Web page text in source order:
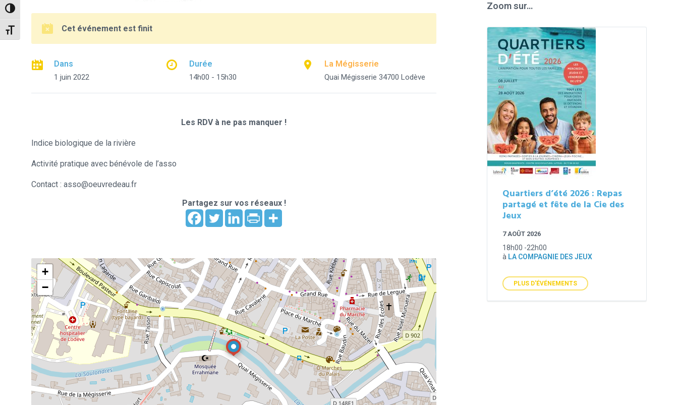
Passer en contraste élevé
Changer la taille de la policeCet événement est finit
Dans
1 juin 2022
Durée
14h00 - 15h30
La Mégisserie
Quai Mégisserie 34700 Lodève
Les RDV à ne pas manquer !
Indice biologique de la rivière
Activité pratique avec bénévole de l’asso
Contact : asso@oeuvredeau.fr
Partagez sur vos réseaux !
+
−
Zoom sur…
Quartiers d’été 2026 : Repas
partagé et fête de la Cie des
Jeux
7 AOÛT 2026
18h00 -22h00
à LA COMPAGNIE DES JEUX
PLUS D'ÉVÉNEMENTS